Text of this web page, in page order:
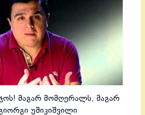
მაგარ მომღერალს, მაგარ
უშიკიშვილი